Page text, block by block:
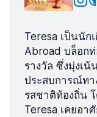
Teresa เป็นนัก
Abroad บล็อก
รางวัล ซึ่งมุ่งเ
ประสบการณ์ท
รสชาติท้องถิ่น
Teresa เคยอา